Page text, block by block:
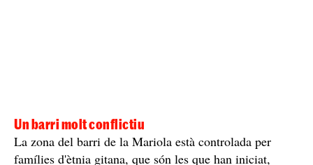
Un barri molt conflictiu
La zona del barri de la Mariola està controlada per
famílies d'ètnia gitana, que són les que han iniciat,